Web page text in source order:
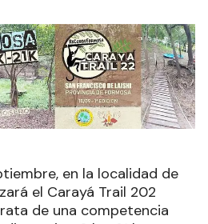
en la localidad de
el Carayá Trail 202
de una competencia